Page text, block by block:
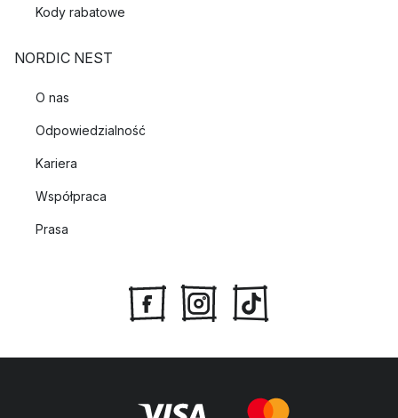
Kody rabatowe
NORDIC NEST
O nas
Odpowiedzialność
Kariera
Współpraca
Prasa